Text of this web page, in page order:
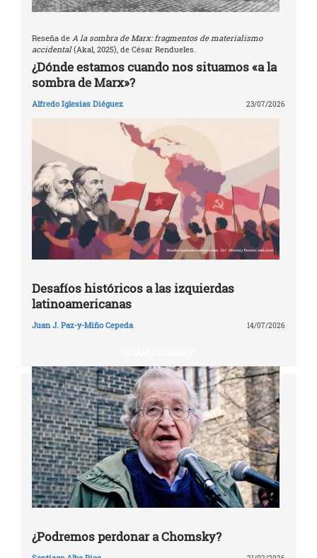
Reseña de A la sombra de Marx: fragmentos de materialismo
accidental(Akal, 2025), de César Rendueles.
¿Dónde estamos cuando nos situamos «a la
sombra de Marx»?
Alfredo Iglesias Diéguez 23/07/2026
Desafíos históricos a las izquierdas
latinoamericanas
Juan J. Paz-y-Miño Cepeda 14/07/2026
¿Podremos perdonar a Chomsky?